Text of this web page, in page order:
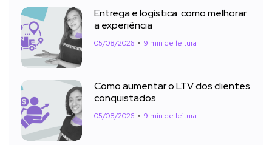
Entrega e logística: como melhorar
a experiência
05/08/2026 9 min de leitura
Como aumentar o LTV dos clientes
conquistados
05/08/2026 9 min de leitura